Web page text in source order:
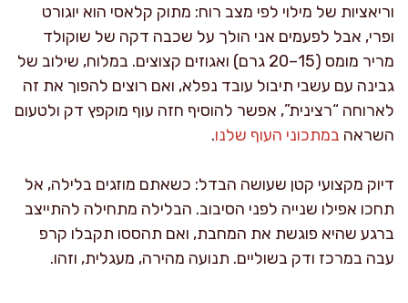
וריאציות של מילוי לפי מצב רוח: מתוק קלאסי הוא יוגורט
ופרי, אבל לפעמים אני הולך על שכבה דקה של שוקולד
מריר מומס (15–20 גרם) ואגוזים קצוצים. במלוח, שילוב של
גבינה עם עשבי תיבול עובד נפלא, ואם רוצים להפוך את זה
לארוחה “רצינית”, אפשר להוסיף חזה עוף מוקפץ דק ולטעום
השראה במתכוני העוף שלנו.
דיוק מקצועי קטן שעושה הבדל: כשאתם מוזגים בלילה, אל
תחכו אפילו שנייה לפני הסיבוב. הבלילה מתחילה להתייצב
ברגע שהיא פוגשת את המחבת, ואם תהססו תקבלו קרפ
עבה במרכז ודק בשוליים. תנועה מהירה, מעגלית, וזהו.